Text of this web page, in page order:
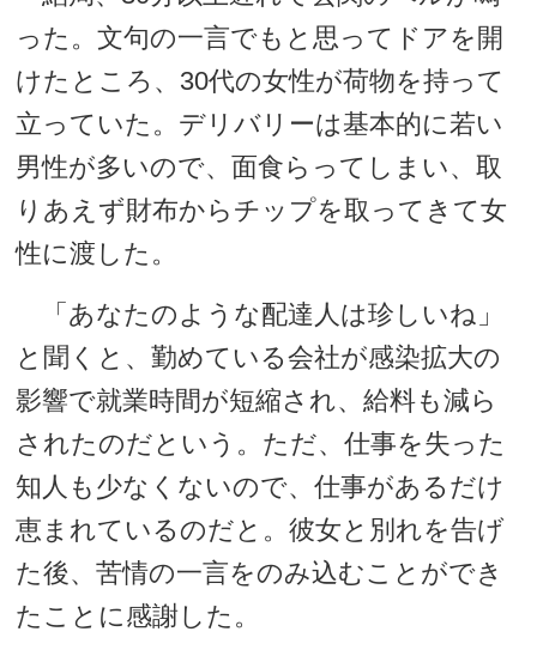
った。文句の一言でもと思ってドアを開
けたところ、30代の女性が荷物を持って
立っていた。デリバリーは基本的に若い
男性が多いので、面食らってしまい、取
りあえず財布からチップを取ってきて女
性に渡した。
「あなたのような配達人は珍しいね」
と聞くと、勤めている会社が感染拡大の
影響で就業時間が短縮され、給料も減ら
されたのだという。ただ、仕事を失った
知人も少なくないので、仕事があるだけ
恵まれているのだと。彼女と別れを告げ
た後、苦情の一言をのみ込むことができ
たことに感謝した。